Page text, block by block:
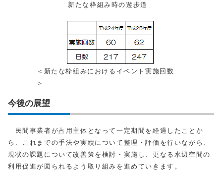
新たな枠組み時の遊歩道
＜新たな枠組みにおけるイベント実施回数
＞
今後の展望
民間事業者が占用主体となって一定期間を経過したことか
ら、これまでの手法や実績について整理・評価を行いながら、
現状の課題について改善策を検討・実施し、更なる水辺空間の
利用促進が図られるよう取り組みを進めていきます。